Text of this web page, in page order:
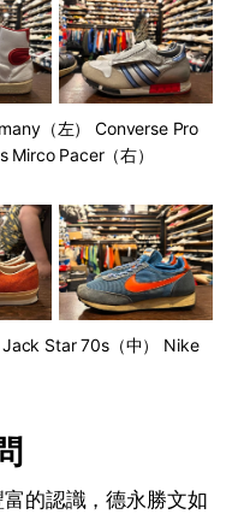
（左） Converse Pro
Mirco Pacer（右）
Star 70s（中） Nike
的認識，德永勝文如